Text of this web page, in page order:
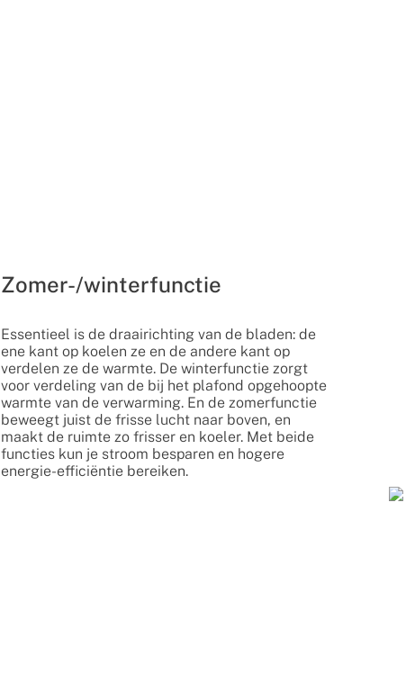
Zomer-/winterfunctie
Essentieel is de draairichting van de bladen: de
ene kant op koelen ze en de andere kant op
verdelen ze de warmte. De winterfunctie zorgt
voor verdeling van de bij het plafond opgehoopte
warmte van de verwarming. En de zomerfunctie
beweegt juist de frisse lucht naar boven, en
maakt de ruimte zo frisser en koeler. Met beide
functies kun je stroom besparen en hogere
energie-efficiëntie bereiken.